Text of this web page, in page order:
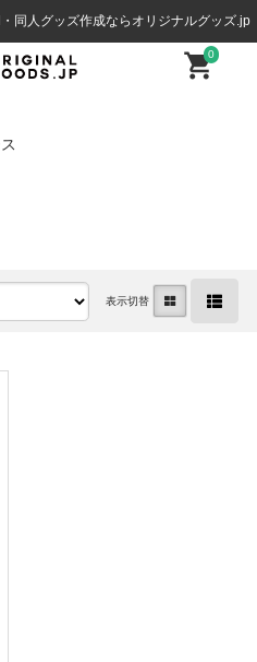
同人グッズ作成ならオリジナルグッズ.jp
0
表示切替